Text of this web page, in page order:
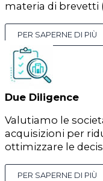
materia di brevetti
PER SAPERNE DI PIÙ
Due Diligence
Valutiamo le
acquisizioni per
ottimizzare le
PER SAPERNE DI PIÙ